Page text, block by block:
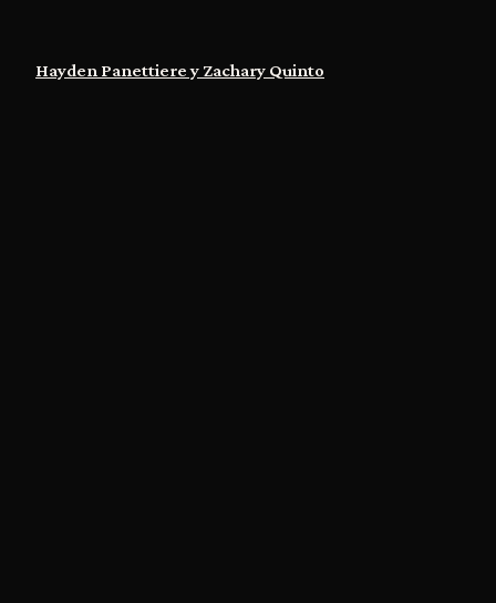
Hayden Panettiere y Zachary Quinto